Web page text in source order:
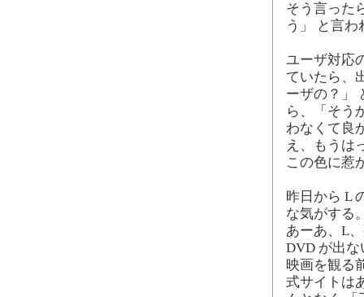
そう言った
う」 と言
ユーザ対応
ていたら、
ーザの？」
ら、「そう
わなくて良
え、もうは
この色に惹
昨日から L
な気がする
あーあ、L
DVD が出
映画を観る
式サイトは